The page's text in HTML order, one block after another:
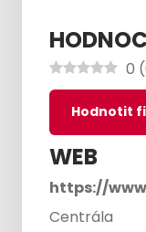
0 (
Hodnotit
WEB
https://
Centrála